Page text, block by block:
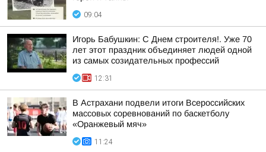
09:04
Игорь Бабушкин: С Днем строителя!. Уже 70
лет этот праздник объединяет людей одной
из самых созидательных профессий
12:31
В Астрахани подвели итоги Всероссийских
массовых соревнований по баскетболу
«Оранжевый мяч»
11:24